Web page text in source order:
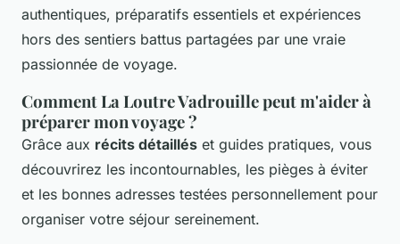
authentiques, préparatifs essentiels et expériences
hors des sentiers battus partagées par une vraie
passionnée de voyage.
Comment La Loutre Vadrouille peut m'aider à
préparer mon voyage ?
Grâce aux récits détaillés et guides pratiques, vous
découvrirez les incontournables, les pièges à éviter
et les bonnes adresses testées personnellement pour
organiser votre séjour sereinement.